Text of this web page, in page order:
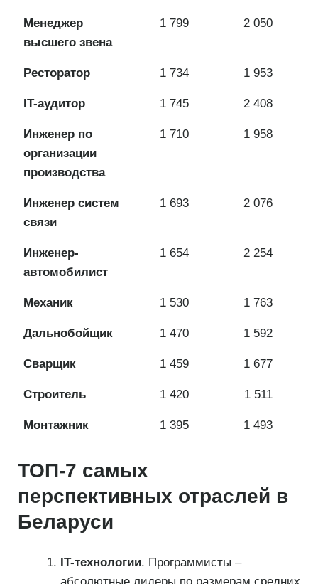
Менеджер
высшего звена
1 799 2 050
Ресторатор 1 734 1 953
IT-аудитор 1 745 2 408
Инженер по
организации
производства
1 710 1 958
Инженер систем
связи
1 693 2 076
Инженер-
автомобилист
1 654 2 254
Механик 1 530 1 763
Дальнобойщик 1 470 1 592
Сварщик 1 459 1 677
Строитель 1 420 1 511
Монтажник 1 395 1 493
ТОП-7 самых
перспективных отраслей в
Беларуси
IT-технологии. Программисты –